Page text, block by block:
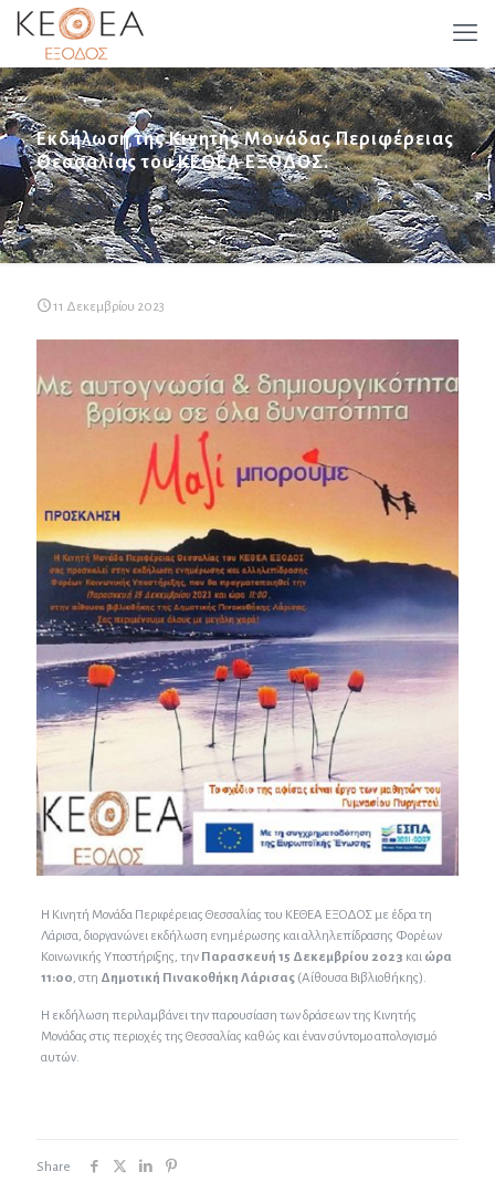
Εκδήλωση της Κινητής Μονάδας Περιφέρειας
Θεσσαλίας του ΚΕΘΕΑ ΕΞΟΔΟΣ.
11 Δεκεμβρίου 2023
Η Κινητή Μονάδα Περιφέρειας Θεσσαλίας του ΚΕΘΕΑ ΕΞΟΔΟΣ με έδρα τη
Λάρισα, διοργανώνει εκδήλωση ενημέρωσης και αλληλεπίδρασης Φορέων
Κοινωνικής Υποστήριξης, την Παρασκευή 15 Δεκεμβρίου 2023 και ώρα
11:00 , στη Δημοτική Πινακοθήκη Λάρισας(Αίθουσα Βιβλιοθήκης).
Η εκδήλωση περιλαμβάνει την παρουσίαση των δράσεων της Κινητής
Μονάδας στις περιοχές της Θεσσαλίας καθώς και έναν σύντομο απολογισμό
αυτών.
Share